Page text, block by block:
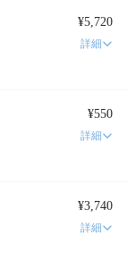
¥5,720
詳細
¥550
詳細
¥3,740
詳細